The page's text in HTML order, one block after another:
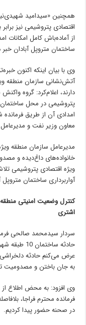
همچنین «سیدامید
اقتصادی پتروشیمی نیز
از آماده‌باش کامل امکانات
ساختمان متروپل آبادان خبر
وی با بیان اینکه اکنون
آتش‌نشانی سازمان منطقه
دارند، اعلام‌کرد: گروه
پتروشیمی در محل ساختمان
امدادی آن از طریق
معاون وزیر نفت و
مدیرعامل سازمان منطقه
خانواده‌های داغ‌دیده و
ویژه اقتصادی پتروشیمی
آواربرداری ساختمان
کنترل وضعیت امنیتی
اشتری
سردار سیدمحمد صالحی
حادثه
عرض می‌کنم حادثه
به جان باختن و مصدومیت
وی افزود: به محض اطلاع
فرمانده محترم فراجا،
در صحنه حضور پیدا کردیم.